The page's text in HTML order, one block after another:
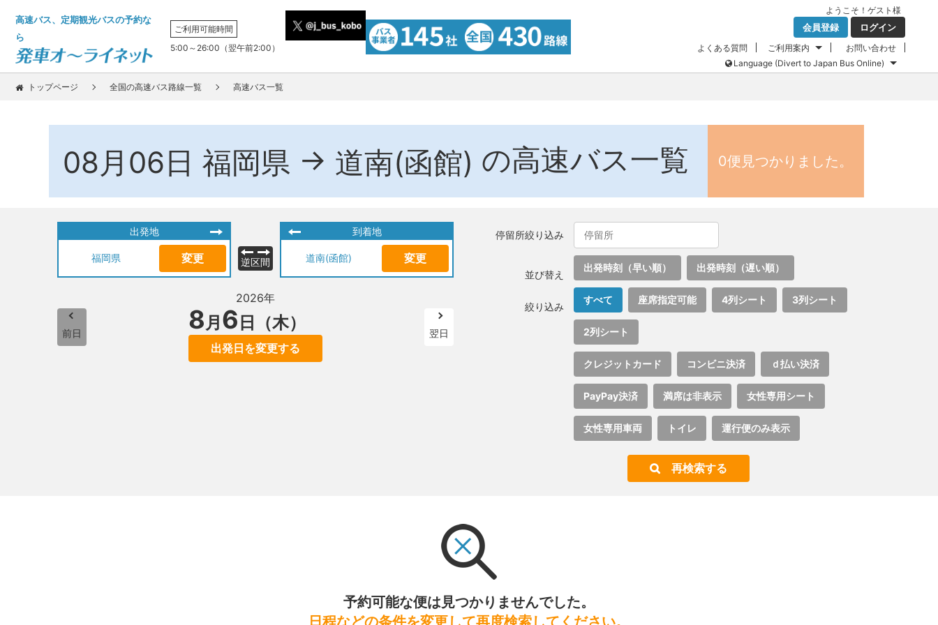
高速バス、定期観光バスの予約な
ら
ご利用可能時間
5:00～26:00（翌午前2:00）
ようこそ！ ゲスト 様
会員登録 ログイン
よくある質問 ご利用案内
お問い合わせ
Language (Divert to Japan Bus Online)
トップページ 全国の高速バス路線一覧 高速バス一覧
08月06日 福岡県 → 道南(函館) の高速バス一覧 0便見つかりました。
出発地
福岡県 変更 逆区間
到着地
道南(函館) 変更
前日
2026年
8月 6 日（木）
出発日を変更する
翌日
停留所絞り込み
並び替え
出発時刻（早い順） 出発時刻（遅い順）
絞り込み
すべて 座席指定可能 4列シート 3列シート
2列シート
クレジットカード コンビニ決済 ｄ払い決済
PayPay決済 満席は非表示 女性専用シート
女性専用車両 トイレ 運行便のみ表示
再検索する
予約可能な便は見つかりませんでした。
日程などの条件を変更して再度検索してください。